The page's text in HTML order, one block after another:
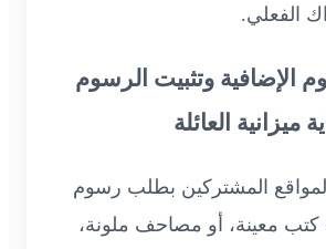
الفعلي.
الإضافية وتثبيت الرسوم
ميزانية العائلة
المشتركين بطلب رسوم
كتب معينة، أو مصاحف ملونة،